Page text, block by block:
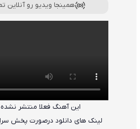
همینجا ویدیو رو آنلاین
این آهنگ فعلا منتشر
لینک های دانلود درصورت پخش